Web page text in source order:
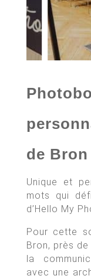
de Bron
Unique et
mots qui
d’Hello My
Pour cette
Bron, près de
la
avec une